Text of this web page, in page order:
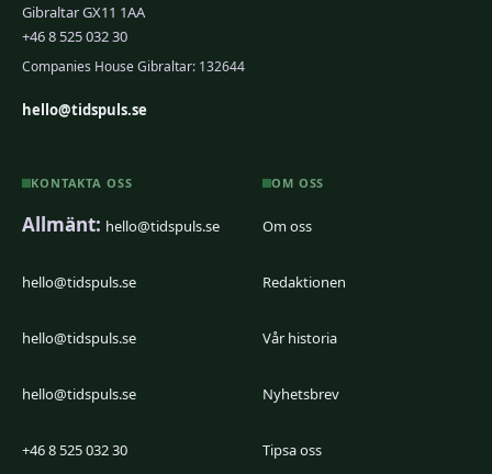
Gibraltar GX11 1AA
+46 8 525 032 30
Companies House Gibraltar: 132644
hello@tidspuls.se
KONTAKTA OSS
Allmänt: hello@tidspuls.se
hello@tidspuls.se
hello@tidspuls.se
hello@tidspuls.se
+46 8 525 032 30
OM OSS
Om oss
Redaktionen
Vår historia
Nyhetsbrev
Tipsa oss